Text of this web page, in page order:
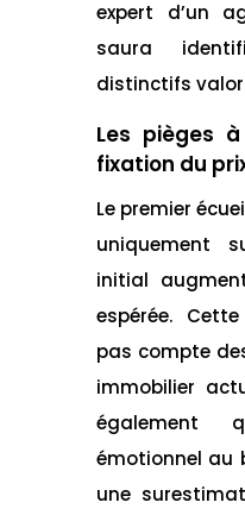
expert d’un
saura
distinctifs
Les pièges
fixation du
Le premier
uniquement
initial
espérée.
pas compte
immobilier
également
émotionnel au
une